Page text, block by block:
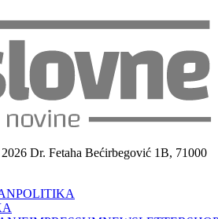
Dr. Fetaha Bećirbegović 1B, 71000
POLITIKA